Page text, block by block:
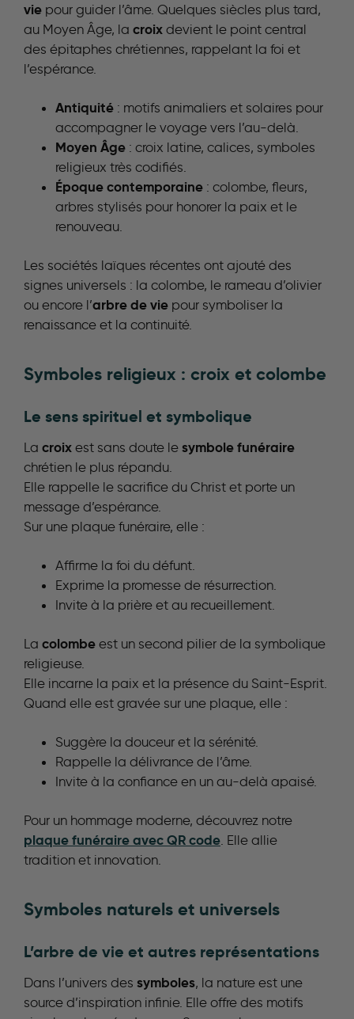
vie pour guider l’âme. Quelques siècles plus tard,
au Moyen Âge, la croix devient le point central
des épitaphes chrétiennes, rappelant la foi et
l’espérance.
Antiquité : motifs animaliers et solaires pour
accompagner le voyage vers l’au-delà.
Moyen Âge : croix latine, calices, symboles
religieux très codifiés.
Époque contemporaine : colombe, fleurs,
arbres stylisés pour honorer la paix et le
renouveau.
Les sociétés laïques récentes ont ajouté des
signes universels : la colombe, le rameau d’olivier
ou encore l’arbre de vie pour symboliser la
renaissance et la continuité.
Symboles religieux : croix et colombe
Le sens spirituel et symbolique
La croix est sans doute le symbole funéraire
chrétien le plus répandu.
Elle rappelle le sacrifice du Christ et porte un
message d’espérance.
Sur une plaque funéraire, elle :
Affirme la foi du défunt.
Exprime la promesse de résurrection.
Invite à la prière et au recueillement.
La colombe est un second pilier de la symbolique
religieuse.
Elle incarne la paix et la présence du Saint-Esprit.
Quand elle est gravée sur une plaque, elle :
Suggère la douceur et la sérénité.
Rappelle la délivrance de l’âme.
Invite à la confiance en un au-delà apaisé.
Pour un hommage moderne, découvrez notre
plaque funéraire avec QR code. Elle allie
tradition et innovation.
Symboles naturels et universels
L’arbre de vie et autres représentations
Dans l’univers des symboles, la nature est une
source d’inspiration infinie. Elle offre des motifs